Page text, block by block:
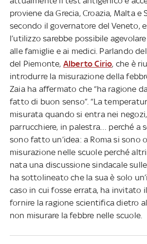
proviene da Grecia, Croazia, Malta e
secondo il governatore del Veneto,
l’utilizzo sarebbe possibile
alle famiglie e ai medici. Parlando
del Piemonte, Alberto Cirio, che è
introdurre la misurazione della
Zaia ha affermato che “ha ragione
fatto di buon senso”. “La
misurata quando si entra nei
parrucchiere, in palestra… perché a
sono fatto un’idea: a Roma si sono
misurazione nelle scuole perché
nata una discussione sindacale
ha sottolineato che la sua è solo
caso in cui fosse errata, ha invitato
fornire la ragione scientifica dietro
non misurare la febbre nelle scuole.